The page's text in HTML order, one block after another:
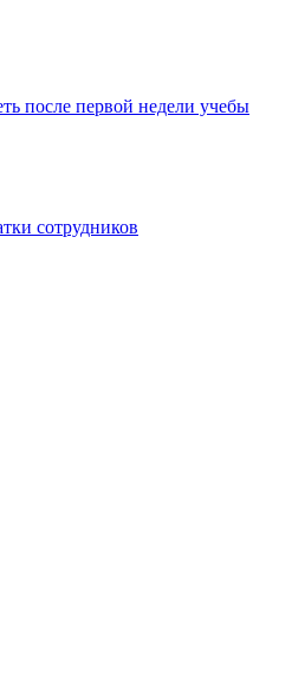
после первой недели учебы
сотрудников